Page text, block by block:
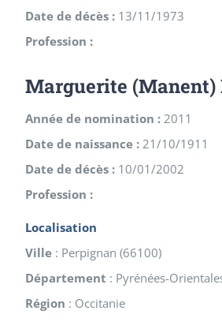
Date de décès : 13/11/1973
Profession :
Marguerite (Manent)
Année de nomination : 2011
Date de naissance : 21/10/1911
Date de décès : 10/01/2002
Profession :
Localisation
Ville : Perpignan (66100)
Département : Pyrénées-
Région : Occitanie